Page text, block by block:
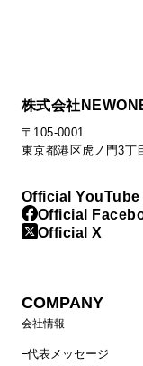
株式会社
〒105-0001
東京都港区虎ノ門3丁
Official YouTube
Official
Official X
COMPANY
会社情報
代表メッセージ